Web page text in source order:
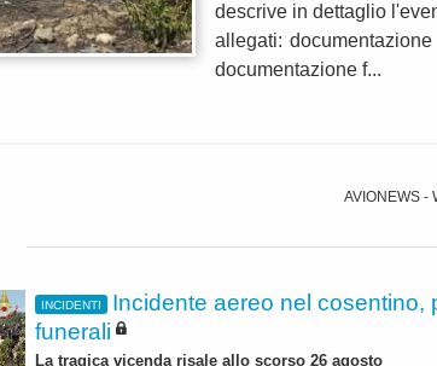
descrive in dettaglio
allegati:
documentazione f...
AVIONEWS -
INCIDENTI
Incidente aereo nel cosentino,
funerali
La tragica vicenda risale allo scorso 26 agosto